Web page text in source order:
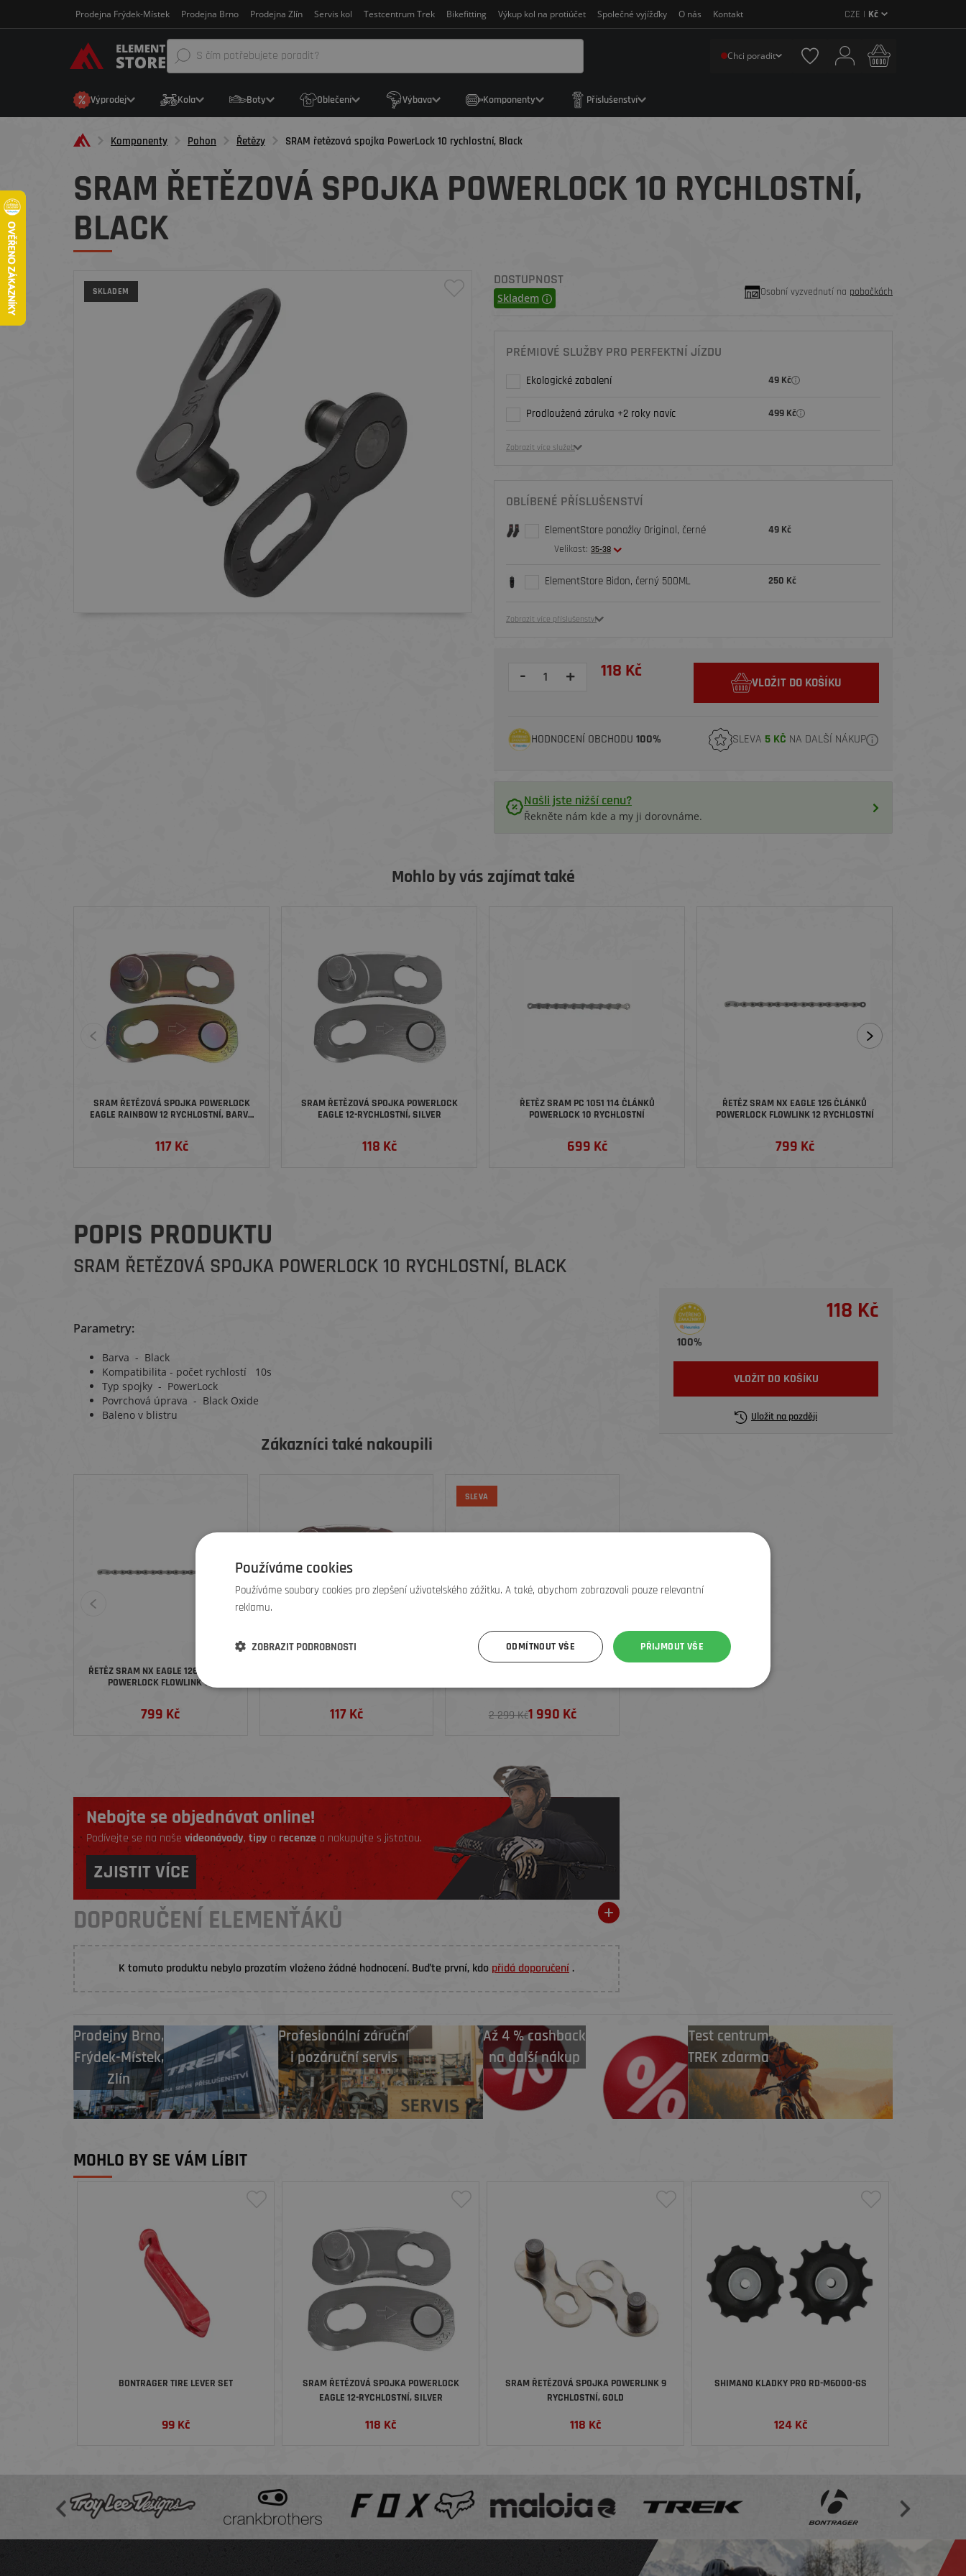
Prodejna Frýdek-Místek Prodejna Brno Prodejna Zlín Servis kol Testcentrum Trek Bikefitting Výkup kol na protiúčet Společné vyjížďky O nás Kontakt CZE | Kč
Chci poradit
Výprodej Kola Boty Oblečení Výbava Komponenty Příslušenství
Komponenty Pohon Řetězy SRAM řetězová spojka PowerLock 10 rychlostní, Black
SRAM ŘETĚZOVÁ SPOJKA POWERLOCK 10 RYCHLOSTNÍ,
BLACK
SKLADEM
DOSTUPNOST
Skladem Osobní vyzvednutí na pobočkách
PRÉMIOVÉ SLUŽBY PRO PERFEKTNÍ JÍZDU
Ekologické zabalení 49 Kč
Prodloužená záruka +2 roky navíc 499 Kč
Zobrazit více služeb
OBLÍBENÉ PŘÍSLUŠENSTVÍ
ElementStore ponožky Original, černé
Velikost: 35-38
49 Kč
ElementStore Bidon, černý 500ML 250 Kč
Zobrazit více příslušenství
- + 118 Kč
VLOŽIT DO KOŠÍKU
HODNOCENÍ OBCHODU 100% SLEVA 5 KČ NA DALŠÍ NÁKUP
Našli jste nižší cenu?
Řekněte nám kde a my ji dorovnáme.
Mohlo by vás zajímat také
SRAM ŘETĚZOVÁ SPOJKA POWERLOCK
EAGLE RAINBOW 12 RYCHLOSTNÍ, BARVA
117 Kč
SRAM ŘETĚZOVÁ SPOJKA POWERLOCK
EAGLE 12-RYCHLOSTNÍ, SILVER
118 Kč
ŘETĚZ SRAM PC 1051 114 ČLÁNKŮ
POWERLOCK 10 RYCHLOSTNÍ
699 Kč
ŘETĚZ SRAM NX EAGLE 126 ČLÁNKŮ
POWERLOCK FLOWLINK 12 RYCHLOSTNÍ
799 Kč
POPIS PRODUKTU
SRAM ŘETĚZOVÁ SPOJKA POWERLOCK 10 RYCHLOSTNÍ, BLACK
Parametry:
Barva - Black
Kompatibilita - počet rychlostí 10s
Typ spojky - PowerLock
Povrchová úprava - Black Oxide
Baleno v blistru
Zákazníci také nakoupili
ŘETĚZ SRAM NX EAGLE 126 ČLÁNKŮ
POWERLOCK FLOWLINK 12
799 Kč
RYCHLOSTNÍ, BARVA DUHOVÁ
117 Kč
SLEVA
2 299 Kč1 990 Kč
UNIVERZÁLNÍ NÁSTROJ TREK PRO
Nebojte se objednávat online!
Podívejte se na naše videonávody, tipy a recenze a nakupujte s jistotou.
ZJISTIT VÍCE
DOPORUČENÍ ELEMENŤÁKŮ
K tomuto produktu nebylo prozatím vloženo žádné hodnocení. Buďte první, kdo přidá doporučení.
100%
118 Kč
VLOŽIT DO KOŠÍKU
Uložit na později
ProdejnyBrno,
Frýdek-Místek,
Zlín
Profesionální záruční
i pozáruční servis
Až 4 % cashback
na další nákup
Test centrum
TREK zdarma
MOHLO BY SE VÁM LÍBIT
BONTRAGER TIRE LEVER SET
99 Kč
SRAM ŘETĚZOVÁ SPOJKA POWERLOCK
EAGLE 12-RYCHLOSTNÍ, SILVER
118 Kč
SRAM ŘETĚZOVÁ SPOJKA POWERLINK 9
RYCHLOSTNÍ, GOLD
118 Kč
SHIMANO KLADKY PRO RD-M6000-GS
124Kč
Používáme cookies
Používáme soubory cookies pro zlepšení uživatelského zážitku. A také, abychom zobrazovali pouze relevantní
reklamu.
PŘIJMOUT VŠE
ODMÍTNOUT VŠE
ZOBRAZIT PODROBNOSTI